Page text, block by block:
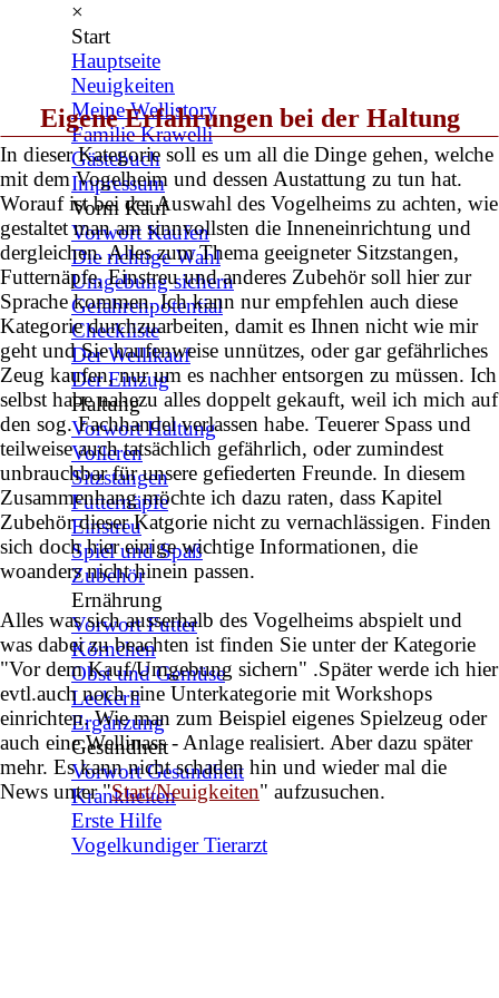
×
Start
Hauptseite
Neuigkeiten
Meine Wellistory
Familie Krawelli
Gästebuch
Impressum
Vorm Kauf
Vorwort Kaufen
Die richtige Wahl
Umgebung sichern
Gefahrenpotential
Checkliste
Der Wellikauf
Der Einzug
Haltung
Vorwort Haltung
Voileren
Sitzstangen
Futternäpfe
Einstreu
Spiel und Spaß
Zubehör
Ernährung
Vorwort Futter
Körnchen
Obst und Gemüse
Leckerli
Ergänzung
Gesundheit
Vorwort Gesundheit
Krankheiten
Erste Hilfe
Vogelkundiger Tierarzt
Eigene Erfahrungen bei der Haltung
In dieser Kategorie soll es um all die Dinge gehen, welche
mit dem Vogelheim und dessen Austattung zu tun hat.
Worauf ist bei der Auswahl des Vogelheims zu achten, wie
gestaltet man am sinnvollsten die Inneneinrichtung und
dergleichen. Alles zum Thema geeigneter Sitzstangen,
Futternäpfe, Einstreu und anderes Zubehör soll hier zur
Sprache kommen. Ich kann nur empfehlen auch diese
Kategorie durchzuarbeiten, damit es Ihnen nicht wie mir
geht und Sie haufenweise unnützes, oder gar gefährliches
Zeug kaufen, nur um es nachher entsorgen zu müssen. Ich
selbst habe nahezu alles doppelt gekauft, weil ich mich auf
den sog. Fachhandel verlassen habe. Teuerer Spass und
teilweise auch tatsächlich gefährlich, oder zumindest
unbrauchbar für unsere gefiederten Freunde. In diesem
Zusammenhang möchte ich dazu raten, dass Kapitel
Zubehör dieser Katgorie nicht zu vernachlässigen. Finden
sich doch hier einige wichtige Informationen, die
woanders nicht hinein passen.
Alles was sich ausserhalb des Vogelheims abspielt und
was dabei zu beachten ist finden Sie unter der Kategorie
"Vor dem Kauf/Umgebung sichern" .Später werde ich hier
evtl.auch noch eine Unterkategorie mit Workshops
einrichten. Wie man zum Beispiel eigenes Spielzeug oder
auch eine Wellinass - Anlage realisiert. Aber dazu später
mehr. Es kann nicht schaden hin und wieder mal die
News unter "Start/Neuigkeiten" aufzusuchen.